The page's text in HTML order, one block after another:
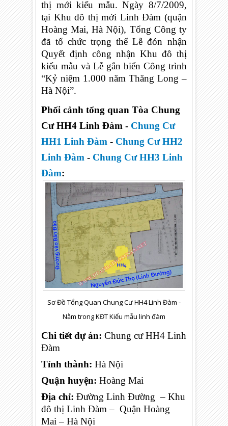
thị mới kiểu mẫu. Ngày 8/7/2009,
tại Khu đô thị mới Linh Đàm (quận
Hoàng Mai, Hà Nội), Tổng Công ty
đã tổ chức trọng thể Lễ đón nhận
Quyết định công nhận Khu đô thị
kiểu mẫu và Lễ gắn biển Công trình
“Kỷ niệm 1.000 năm Thăng Long –
Hà Nội”.
Phối cảnh tổng quan Tòa Chung
Cư HH4 Linh Đàm - Chung Cư
HH1 Linh Đàm - Chung Cư HH2
Linh Đàm - Chung Cư HH3 Linh
Đàm:
Sơ Đồ Tổng Quan Chung Cư HH4 Linh Đàm -
Nằm trong KĐT Kiểu mẫu linh đàm
Chi tiết dự án: Chung cư HH4 Linh
Đàm
Tỉnh thành: Hà Nội
Quận huyện: Hoàng Mai
Địa chỉ: Đường Linh Đường – Khu
đô thị Linh Đàm – Quận Hoàng
Mai – Hà Nội